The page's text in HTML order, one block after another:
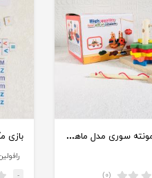
پایه اشکال مونته سوری مدل ماهیگیری
(۰) -